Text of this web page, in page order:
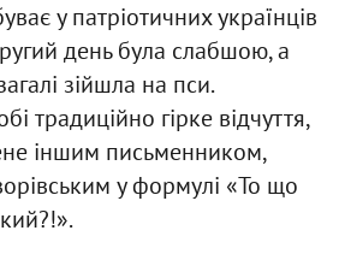
у патріотичних українців
день була слабшою, а
зійшла на пси.
традиційно гірке відчуття,
іншим письменником,
у формулі «То що